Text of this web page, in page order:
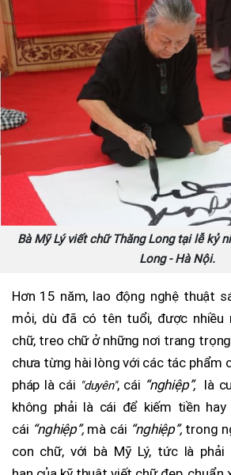
Bà Mỹ Lý viết chữ Thăng Long tại lễ kỷ
Long - Hà Nội.
Hơn 15 năm, lao động nghệ thuật
mỏi, dù đã có tên tuổi, được nhiều
chữ, treo chữ ở những nơi trang
chưa từng hài lòng với các tác phẩm
pháp là cái "duyên", cái “nghiệp”,là
không phải là cái để kiếm tiền
cái “nghiệp”,mà cái “nghiệp”,trong
con chữ, với bà Mỹ Lý, tức là